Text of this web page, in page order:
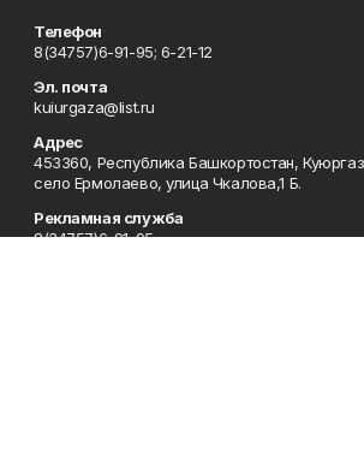
Телефон
8(34757)6-91-95; 6-21-12
Эл. почта
kuiurgaza@list.ru
Адрес
453360, Республика Башкортостан,
село Ермолаево, улица Чкалова,1 Б.
Рекламная служба
8(34757)6-91-95